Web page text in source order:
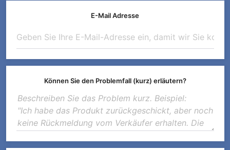
E-Mail Adresse
Können Sie den Problemfall (kurz) erläutern?